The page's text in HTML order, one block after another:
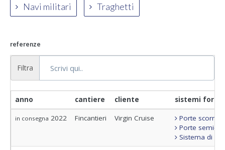
Navi militari Traghetti
referenze
Filtra
anno cantiere cliente sistemi
in consegna 2022 Fincantieri Virgin Cruise
Porte
Porte semi-
Sistema di